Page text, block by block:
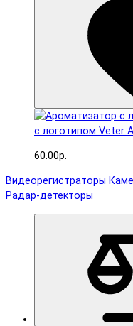
с логотипом Veter
60.00р.
Видеорегистраторы
Радар-детекторы